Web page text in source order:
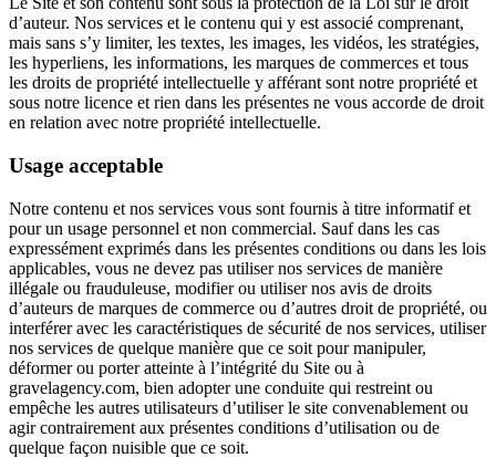
d’auteur. Nos services et le contenu qui y est associé comprenant,
mais sans s’y limiter, les textes, les images, les vidéos, les stratégies,
les hyperliens, les informations, les marques de commerces et tous
les droits de propriété intellectuelle y afférant sont notre propriété et
sous notre licence et rien dans les présentes ne vous accorde de droit
en relation avec notre propriété intellectuelle.
Usage acceptable
Notre contenu et nos services vous sont fournis à titre informatif et
pour un usage personnel et non commercial. Sauf dans les cas
expressément exprimés dans les présentes conditions ou dans les lois
applicables, vous ne devez pas utiliser nos services de manière
illégale ou frauduleuse, modifier ou utiliser nos avis de droits
d’auteurs de marques de commerce ou d’autres droit de propriété, ou
interférer avec les caractéristiques de sécurité de nos services, utiliser
nos services de quelque manière que ce soit pour manipuler,
déformer ou porter atteinte à l’intégrité du Site ou à
gravelagency.com, bien adopter une conduite qui restreint ou
empêche les autres utilisateurs d’utiliser le site convenablement ou
agir contrairement aux présentes conditions d’utilisation ou de
quelque façon nuisible que ce soit.